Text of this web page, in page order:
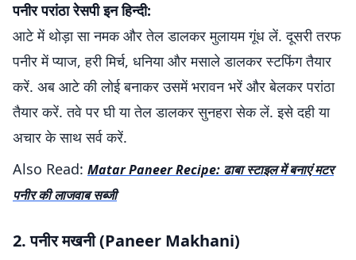
पनीर परांठा रेसपी इन हिन्दी:
आटे में थोड़ा सा नमक और तेल डालकर मुलायम गूंध लें. दूसरी तरफ
पनीर में प्याज, हरी मिर्च, धनिया और मसाले डालकर स्टफिंग तैयार
करें. अब आटे की लोई बनाकर उसमें भरावन भरें और बेलकर परांठा
तैयार करें. तवे पर घी या तेल डालकर सुनहरा सेक लें. इसे दही या
अचार के साथ सर्व करें.
Also Read: Matar Paneer Recipe: ढाबा स्टाइल में बनाएं मटर
पनीर की लाजवाब सब्जी
2. पनीर मखनी (Paneer Makhani)